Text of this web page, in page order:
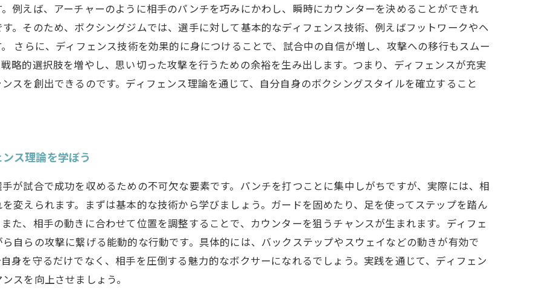
例えば、アーチャーのように相手のパンチを巧みにかわし、瞬時にカウンターを決めることができれ
。そのため、ボクシングジムでは、選手に対して基本的なディフェンス技術、例えばフットワークやヘ
さらに、ディフェンス技術を効果的に身につけることで、試合中の自信が増し、攻撃への移行もスムー
略的選択肢を増やし、思い切った攻撃を行うための余裕を生み出します。つまり、ディフェンスが充実
スを創出できるのです。ディフェンス理論を通じて、自分自身のボクシングスタイルを確立すること
ス理論を学ぼう
が試合で成功を収めるための不可欠な要素です。パンチを打つことに集中しがちですが、実際には、相
変えられます。まずは基本的な技術から学びましょう。ガードを固めたり、足を使ってステップを踏ん
た、相手の動きに合わせて位置を調整することで、カウンターを狙うチャンスが生まれます。ディフェ
自らの攻撃に繋げる能動的な行動です。具体的には、バックステップやスウェイなどの動きが有効で
身を守るだけでなく、相手を圧倒する魅力的なボクサーになれるでしょう。実践を通じて、ディフェン
スを向上させましょう。